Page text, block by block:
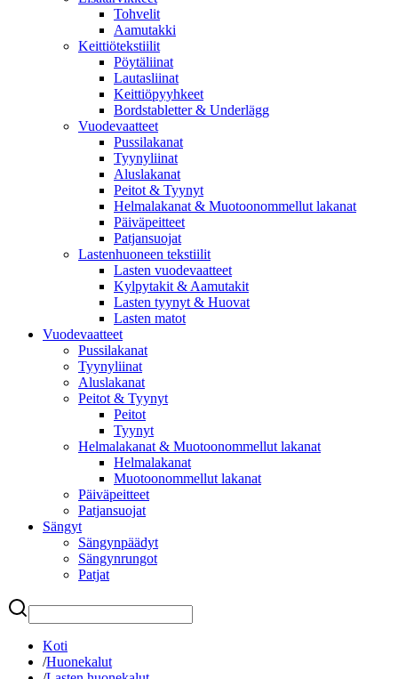
Tohvelit
Aamutakki
Keittiötekstiilit
Pöytäliinat
Lautasliinat
Keittiöpyyhkeet
Bordstabletter & Underlägg
Vuodevaatteet
Pussilakanat
Tyynyliinat
Aluslakanat
Peitot & Tyynyt
Helmalakanat & Muotoonommellut lakanat
Päiväpeitteet
Patjansuojat
Lastenhuoneen tekstiilit
Lasten vuodevaatteet
Kylpytakit & Aamutakit
Lasten tyynyt & Huovat
Lasten matot
Vuodevaatteet
Pussilakanat
Tyynyliinat
Aluslakanat
Peitot & Tyynyt
Peitot
Tyynyt
Helmalakanat & Muotoonommellut lakanat
Helmalakanat
Muotoonommellut lakanat
Päiväpeitteet
Patjansuojat
Sängyt
Sängynpäädyt
Sängynrungot
Patjat
Etsi
Koti
/Huonekalut